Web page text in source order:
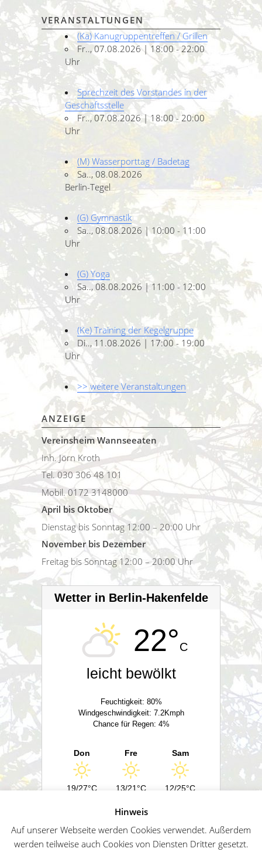
VERANSTALTUNGEN
(Ka) Kanugruppentreffen / Grillen
Fr.., 07.08.2026 | 18:00 - 22:00
Uhr
Sprechzeit des Vorstandes in der
Geschäftsstelle
Fr.., 07.08.2026 | 18:00 - 20:00
Uhr
(M) Wasserporttag / Badetag
Sa.., 08.08.2026
Berlin-Tegel
(G) Gymnastik
Sa.., 08.08.2026 | 10:00 - 11:00
Uhr
(G) Yoga
Sa.., 08.08.2026 | 11:00 - 12:00
Uhr
(Ke) Training der Kegelgruppe
Di.., 11.08.2026 | 17:00 - 19:00
Uhr
>> weitere Veranstaltungen
ANZEIGE
Vereinsheim Wannseeaten
Inh. Jörn Kroth
Tel. 030 306 48 101
Mobil. 0172 3148000
April bis Oktober
Dienstag bis Sonntag 12:00 – 20:00 Uhr
November bis Dezember
Freitag bis Sonntag 12:00 – 20:00 Uhr
Wetter in Berlin-Hakenfelde
22°C
leicht bewölkt
Feuchtigkeit: 80%
Windgeschwindigkeit: 7.2Kmph
Chance für Regen: 4%
Don
19/27°C
Fre
13/21°C
Sam
12/25°C
Hinweis
Auf unserer Webseite werden Cookies verwendet. Außerdem
werden teilweise auch Cookies von Diensten Dritter gesetzt.